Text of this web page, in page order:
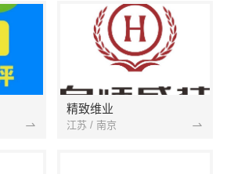
精致维业
江苏 / 南京